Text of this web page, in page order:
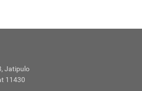
Jatipulo
11430